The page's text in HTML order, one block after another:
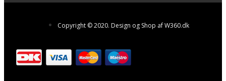
Copyright © 2020. Design og Shop af W360.dk